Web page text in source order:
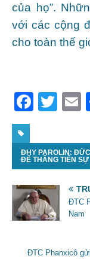
của họ”.
với các cộng
cho toàn thế
F
c
e
o
o
T
itt
er l
ĐHY PAROLIN:
ĐỂ THĂNG TIẾN
ĐTC
Nam
ĐTC Phanxicô